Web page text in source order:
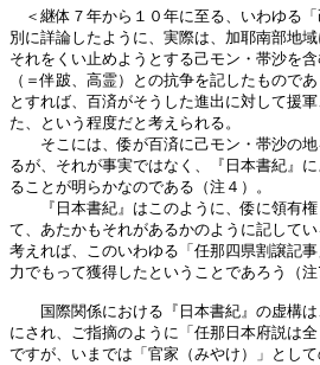
＜継体７年から１０年に至る、いわゆる
別に詳論したように、実際は、加耶南部地
それをくい止めようとする己モン・帯沙を
（＝伴跛、高霊）との抗争を記したもので
とすれば、百済がそうした進出に対して援
た、という程度だと考えられる。
そこには、倭が百済に己モン・帯沙の地
るが、それが事実ではなく、『日本書紀』
ることが明らかなのである（注４）。
『日本書紀』はこのように、倭に領有権
て、あたかもそれがあるかのように記して
考えれば、このいわゆる「任那四県割譲記
力でもって獲得したということであろう（注
国際関係における『日本書紀』の虚構は
にされ、ご指摘のように「任那日本府説は
ですが、いまでは「官家（みやけ）」とし